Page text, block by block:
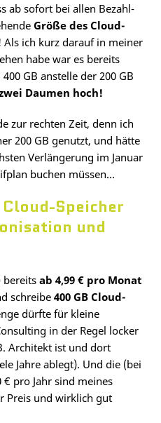
ab sofort bei allen Bezahl-
Größe des Cloud-
Als ich kurz darauf in meiner
habe war es bereits
GB anstelle der 200 GB
Daumen hoch!
zur rechten Zeit, denn ich
200 GB genutzt, und hätte
Verlängerung im Januar
buchen müssen…
Speicher
und
bereits ab 4,99 € pro Monat
schreibe 400 GB Cloud-
dürfte für kleine
in der Regel locker
Architekt ist und dort
Jahre ablegt). Und die (bei
pro Jahr sind meines
Preis und wirklich gut